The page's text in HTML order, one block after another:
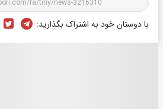
با دوستان خود به اشتراک بگذارید: